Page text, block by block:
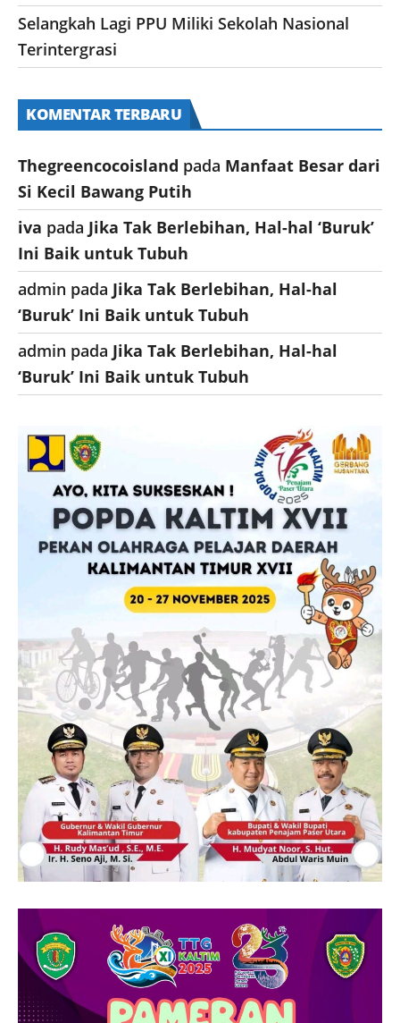
Selangkah Lagi PPU Miliki Sekolah Nasional
Terintergrasi
KOMENTAR TERBARU
Thegreencocoisland pada Manfaat Besar dari
Si Kecil Bawang Putih
iva pada Jika Tak Berlebihan, Hal-hal ‘Buruk’
Ini Baik untuk Tubuh
admin pada Jika Tak Berlebihan, Hal-hal
‘Buruk’ Ini Baik untuk Tubuh
admin pada Jika Tak Berlebihan, Hal-hal
‘Buruk’ Ini Baik untuk Tubuh